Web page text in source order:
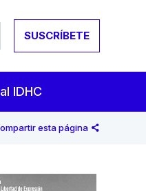
SUSCRÍBETE
IDHC
esta página